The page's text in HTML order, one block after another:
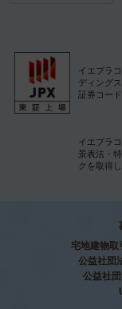
イエプラ
ディング
証券コー
イエプラ
景表法・
クを取得
宅地建物取
公益社団
公益社